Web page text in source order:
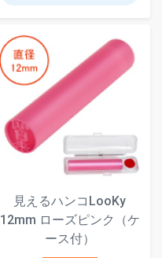
見えるハンコLooKy
12mm ローズピンク（ケ
ース付）